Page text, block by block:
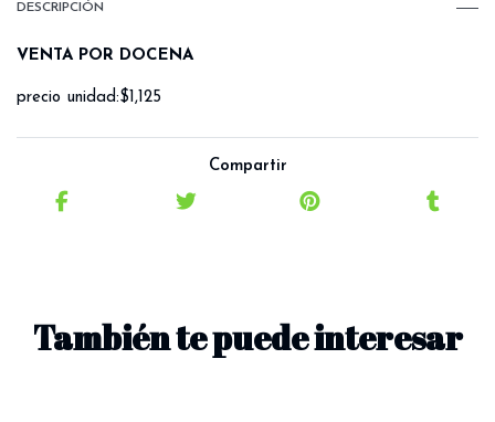
DESCRIPCIÓN
VENTA POR DOCENA
precio unidad:$1,125
Compartir
También te puede interesar